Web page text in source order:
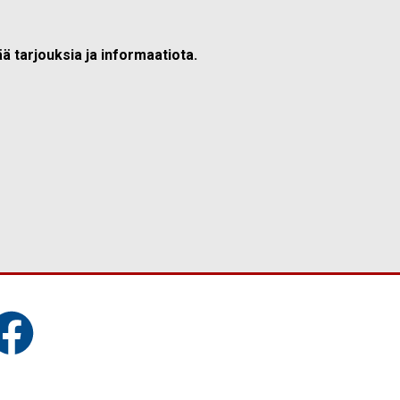
tarjouksia ja informaatiota.